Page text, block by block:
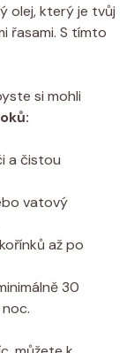
olej,⁤ který ⁢je tvůj
řasami. S tímto
si mohli
a čistou
vatový
až po
30⁤